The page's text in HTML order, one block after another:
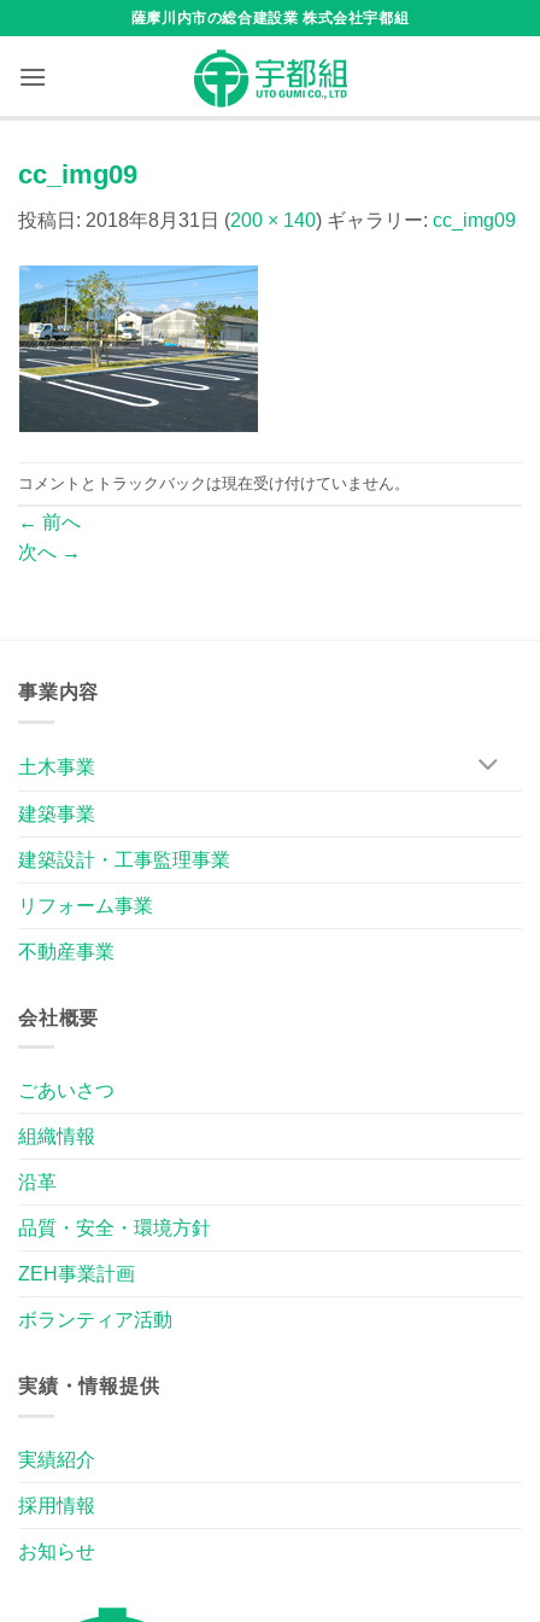
content
薩摩川内市の総合建設業 株式会社宇都組
cc_img09
投稿日: 2018年8月31日 (200 × 140) ギャラリー: cc_img09
コメントとトラックバックは現在受け付けていません。
← 前へ
次へ →
事業内容
土木事業
建築事業
建築設計・工事監理事業
リフォーム事業
不動産事業
会社概要
ごあいさつ
組織情報
沿革
品質・安全・環境方針
ZEH事業計画
ボランティア活動
実績・情報提供
実績紹介
採用情報
お知らせ